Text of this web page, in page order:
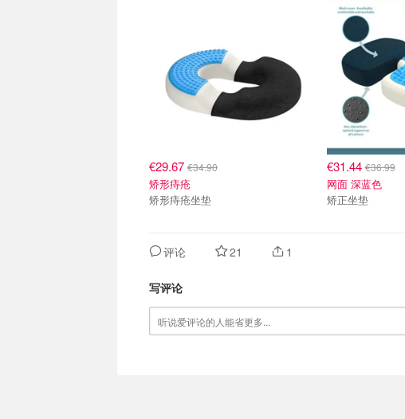
€29.67 €34.90
矫形痔疮
矫形痔疮坐垫
€31.44€36.99
网面 深蓝色
矫正坐垫
评论 21 1
写评论